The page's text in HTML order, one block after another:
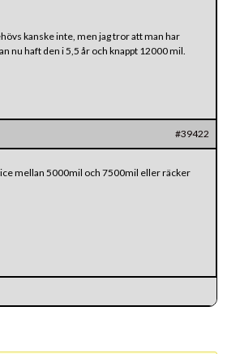
kanske inte, men jag tror att man har
nu haft den i 5,5 år och knappt 12000 mil.
#39422
mellan 5000mil och 7500mil eller räcker